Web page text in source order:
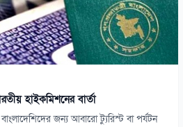
হাইকমিশনের বার্তা
জন্য আবারো ট্যুরিস্ট বা পর্যটন